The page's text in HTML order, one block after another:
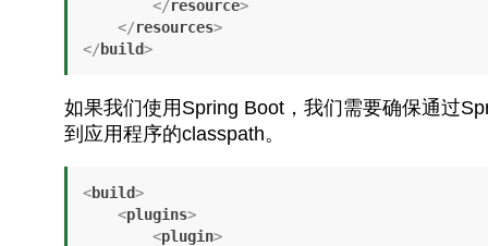
</resource>
</resources>
</build>
如果我们使用Spring Boot，我们需要确保通过
到应用程序的classpath。
<build>
<plugins>
<plugin>